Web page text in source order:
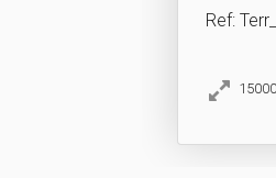
Ref:
15000